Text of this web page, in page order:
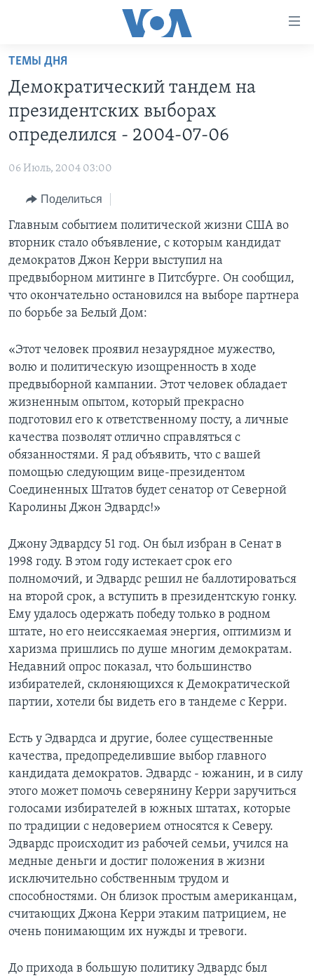
Перейти
основной
контент
Перейти
основной
Перейти
поиск
ПРОГРАММЫ
ИТОГИ
ПОЧЕМУ ЭТО ВАЖНО?
ДИСКУССИЯ VOA
ДЕТАЛИ
НЬЮ-ЙОРК NEW YORK
АМЕРИКА. БОЛЬШОЕ ПУТЕШЕСТВИЕ
ПРОЕКТЫ
НАША АМЕРИКАНСКАЯ ИСТОРИЯ
А КАК В АМЕРИКЕ?
АРТЕФАКТЫ
АМЕРИКАНСКИЕ ГОРОДКИ
ТЕСТЫ
ИНТЕРВЬЮ
ФАКТЫ ПРОТИВ ФЕЙКОВ
ЗА СВОБОДУ ПРЕССЫ
УЧИМ АНГЛИЙСКИЙ
ВИДЕО
ПОДПИСКА НА НОВОСТИ
СОЦИАЛЬНЫЕ СЕТИ
Языки
ТЕМЫ ДНЯ
Демократический тандем на
президентских выборах
определился - 2004-07-06
06 Июль, 2004 03:00
Поделиться
Главным событием политической жизни США во
вторник стало объявление, с которым кандидат
демократов Джон Керри выступил на
предвыборном митинге в Питсбурге. Он сообщил,
что окончательно остановился на выборе партнера
по борьбе за Белый Дом:
«Этот человек проявил незаурядное мужество,
волю и политическую изощренность в ходе
предвыборной кампании. Этот человек обладает
жизненным опытом, который прекрасно
подготовил его к ответственному посту, а личные
качества позволят отлично справляться с
обязанностями. Я рад объявить, что с вашей
помощью следующим вице-президентом
Соединенных Штатов будет сенатор от Северной
Каролины Джон Эдвардс!»
Джону Эдвардсу 51 год. Он был избран в Сенат в
1998 году. В этом году истекает срок его
полномочий, и Эдвардс решил не баллотироваться
на второй срок, а вступить в президентскую гонку.
Ему удалось одержать победу только в родном
штате, но его неиссякаемая энергия, оптимизм и
харизма пришлись по душе многим демократам.
Недавний опрос показал, что большинство
избирателей, склоняющихся к Демократической
партии, хотели бы видеть его в тандеме с Керри.
Есть у Эдвардса и другие, более существенные
качества, предопределившие выбор главного
кандидата демократов. Эдвардс - южанин, и в силу
этого может помочь северянину Керри заручиться
голосами избирателей в южных штатах, которые
по традиции с недоверием относятся к Северу.
Эдвардс происходит из рабочей семьи, учился на
медные деньги и достиг положения в жизни
исключительно собственным трудом и
способностями. Он близок простым американцам,
считающих Джона Керри этаким патрицием, не
очень понимающим их нужды и тревоги.
До прихода в большую политику Эдвардс был